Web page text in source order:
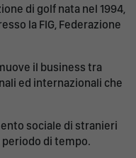
di golf nata nel 1994,
la FIG, Federazione
il business tra
ed internazionali che
sociale di stranieri
di tempo.